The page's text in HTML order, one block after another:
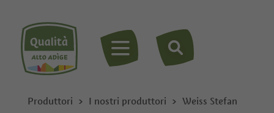
MENU
Produttori I nostri produttori Weiss Stefan